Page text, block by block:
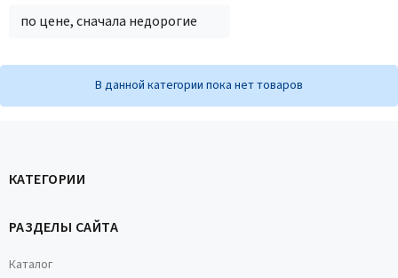
по цене, сначала недорогие
В данной категории пока нет товаров
КАТЕГОРИИ
РАЗДЕЛЫ САЙТА
Каталог